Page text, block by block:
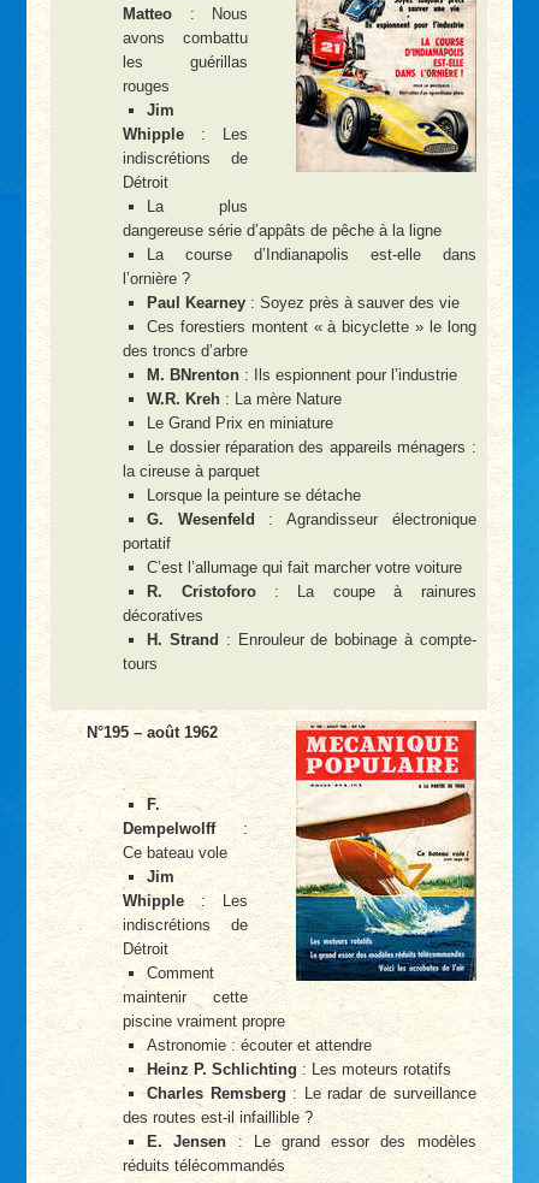
Matteo : Nous
avons combattu
les guérillas
rouges
Jim
Whipple : Les
indiscrétions de
Détroit
La plus
dangereuse série d’appâts de pêche à la ligne
La course d’Indianapolis est-elle dans
l’ornière ?
Paul Kearney : Soyez près à sauver des vie
Ces forestiers montent « à bicyclette » le long
des troncs d’arbre
M. BNrenton : Ils espionnent pour l’industrie
W.R. Kreh : La mère Nature
Le Grand Prix en miniature
Le dossier réparation des appareils ménagers :
la cireuse à parquet
Lorsque la peinture se détache
G. Wesenfeld
: Agrandisseur électronique
portatif
C’est l’allumage qui fait marcher votre voiture
R. Cristoforo: La coupe à rainures
décoratives
H. Strand : Enrouleur de bobinage à compte-
tours
N°195 – août 1962
F.
Dempelwolff:
Ce bateau vole
Jim
Whipple : Les
indiscrétions de
Détroit
Comment
maintenir cette
piscine vraiment propre
Astronomie : écouter et attendre
Heinz P. Schlichting : Les moteurs rotatifs
Charles Remsberg: Le radar de surveillance
des routes est-il infaillible ?
E. Jensen : Le grand essor des modèles
réduits télécommandés